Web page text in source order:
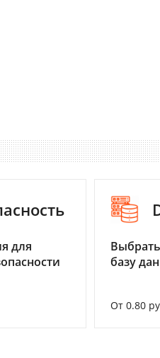
для
базу
От 0.80